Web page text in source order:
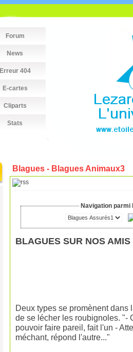
Forum
News
Erreur 404
E-cartes
Cliparts
Stats
Blagues - Blagues Animaux3
Navigation
BLAGUES SUR NOS
Deux types se promènent dans
de se lécher les roubignoles. "-
pouvoir faire pareil, fait l'un -
méchant, répond l'autre..."